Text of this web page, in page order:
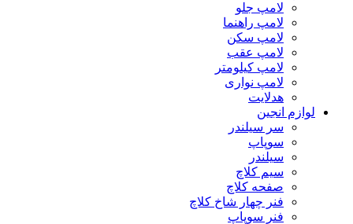
لامپ جلو
لامپ راهنما
لامپ سکن
لامپ عقب
لامپ کیلومتر
لامپ نواری
هدلایت
لوازم انجین
سر سیلندر
سوپاپ
سیلندر
سیم کلاچ
صفحه کلاچ
فنر چهار شاخ کلاچ
فنر سوپاپ